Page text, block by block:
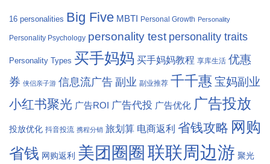
16 personalities Big Five MBTI Personal Growth Personality
Personality Psychology personality test personality traits
Personality Types 买手妈妈 买手妈妈教程 享库生活 优惠
券 侠侣亲子游 信息流广告 副业 副业推荐 千千惠 宝妈副业
小红书聚光 广告ROI 广告代投 广告优化 广告投放
投放优化 抖音投流 携程分销 旅划算 电商返利 省钱攻略 网购
省钱 网购返利 美团圈圈 联联周边游 聚光